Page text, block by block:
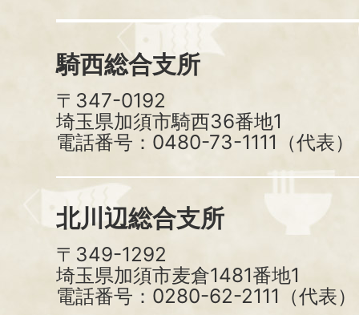
騎西総合支所
〒347-0192
埼玉県加須市騎西36番地1
電話番号：0480-73-1111（代表）
北川辺総合支所
〒349-1292
埼玉県加須市麦倉1481番地1
電話番号：0280-62-2111（代表）